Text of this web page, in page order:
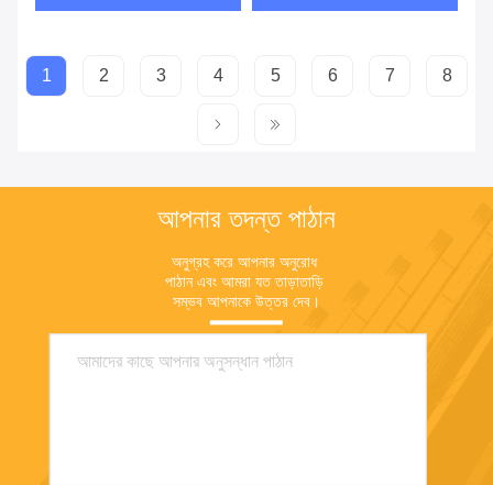
1 2 3 4 5 6 7 8
আপনার তদন্ত পাঠান
অনুগ্রহ করে আপনার অনুরোধ
পাঠান এবং আমরা যত তাড়াতাড়ি
সম্ভব আপনাকে উত্তর দেব।